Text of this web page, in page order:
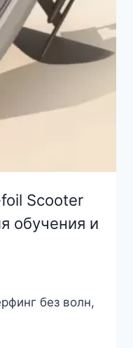
Scooter
обучения и
без волн,